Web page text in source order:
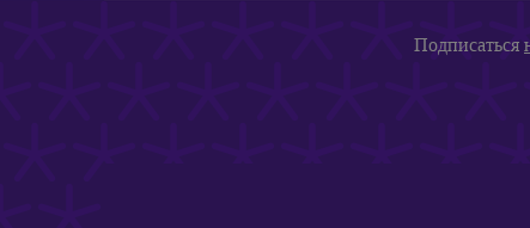
Подписаться